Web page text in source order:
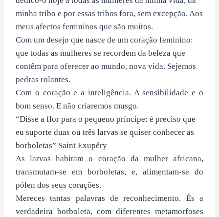
minha tribo e por essas tribos fora, sem excepção. Aos
meus afectos femininos que são muitos.
Com um desejo que nasce de um coração feminino:
que todas as mulheres se recordem da beleza que
contêm para oferecer ao mundo, nova vida. Sejemos
pedras rolantes.
Com o coração e a inteligência. A sensibilidade e o
bom senso. E não criaremos musgo.
“Disse a flor para o pequeno príncipe: é preciso que
eu suporte duas ou três larvas se quiser conhecer as
borboletas” Saint Exupéry
As larvas habitam o coração da mulher africana,
transmutam-se em borboletas, e, alimentam-se do
pólen dos seus corações.
Mereces tantas palavras de reconhecimento. És a
verdadeira borboleta, com diferentes metamorfoses